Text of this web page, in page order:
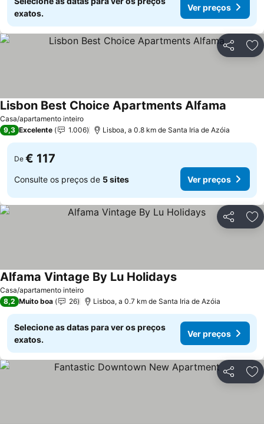
exatos.
Ver preços
Partilhar
Casa/apartamento inteiro
Lisbon Best Choice Apartments Alfama
9,3 Excelente 1.006 Lisboa, a 0.8 km de Santa Iria de Azóia
De € 117
Consulte os preços de 5 sites Ver preços
Partilhar
Casa/apartamento inteiro
Alfama Vintage By Lu HolidaysVer preços
8,2 Muito boa 26 Lisboa, a 0.7 km de Santa Iria de Azóia
Selecione as datas para ver os preços
exatos.
Ver preços
Partilhar